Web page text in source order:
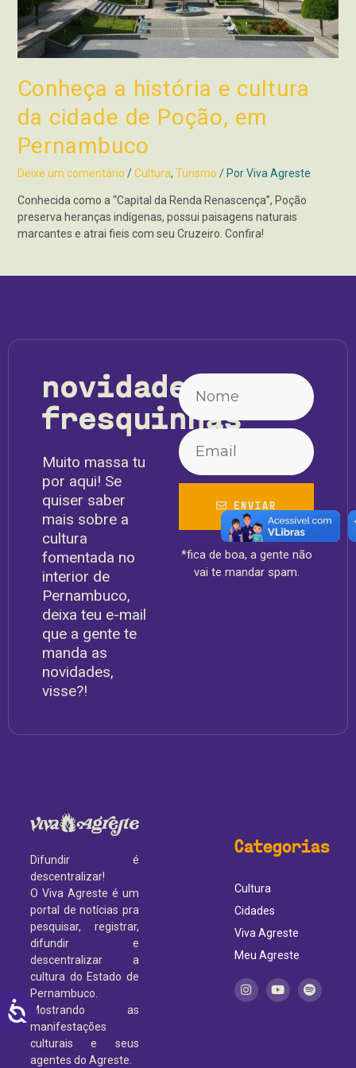
ACESSIBILIDADE
Conheça a história e cultura
da cidade de Poção, em
Pernambuco
Deixe um comentário /Cultura, Turismo / PorViva Agreste
Conhecida como a “Capital da Renda Renascença”, Poção
preserva heranças indígenas, possui paisagens naturais
marcantes e atrai fieis com seu Cruzeiro. Confira!
novidades
fresquinhas
Muito massa tu
por aqui! Se
quiser saber
mais sobre a
cultura
fomentada no
interior de
Pernambuco,
deixa teu e-mail
que a gente te
manda as
novidades,
visse?!
ENVIAR
*fica de boa, a gente não
vai te mandar spam.
Difundir é
descentralizar!
O Viva Agreste é um
portal de notícias pra
pesquisar, registrar,
difundir e
descentralizar a
cultura do Estado de
Pernambuco.
Mostrando as
manifestações
culturais e seus
agentes do Agreste.
Categorias
Cultura
Cidades
Viva Agreste
Meu Agreste